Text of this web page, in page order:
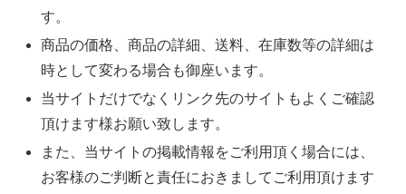
す。
商品の価格、商品の詳細、送料、在庫数等の詳細は
時として変わる場合も御座います。
当サイトだけでなくリンク先のサイトもよくご確認
頂けます様お願い致します。
また、当サイトの掲載情報をご利用頂く場合には、
お客様のご判断と責任におきましてご利用頂けます